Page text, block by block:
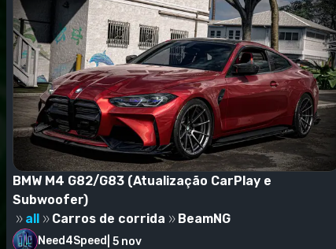
BMW M4 G82/G83 (Atualização CarPlay e
Subwoofer)
all
Carros de corrida BeamNG
Need4Speed 5 nov